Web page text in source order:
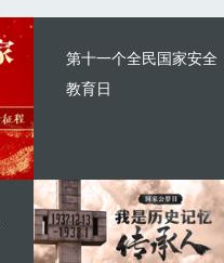
第十一个全民国家安全
教育日